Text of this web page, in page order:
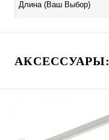
Длина (Ваш Выбор)
АКСЕССУАРЫ: